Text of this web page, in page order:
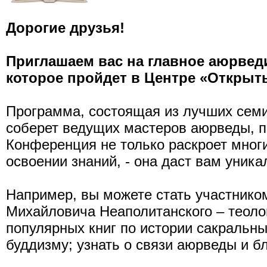
Дорогие друзья!
Приглашаем вас на главное
которое пройдет в Центре
Программа, состоящая из лучших
соберет ведущих мастеров аюрведы,
Конференция не только раскроет
освоении знаний, - она даст вам
Например, вы можете стать
Михайловича Неаполитанского –
популярных книг по истории
буддизму; узнать о связи аюрведы и